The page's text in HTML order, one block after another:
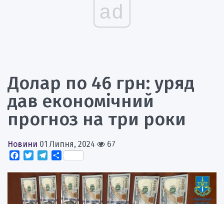
ad
Долар по 46 грн: уряд
дав економічний
прогноз на три роки
Новини 01 Липня, 2024
67
Facebook
TwitterTelegram
Поділитися